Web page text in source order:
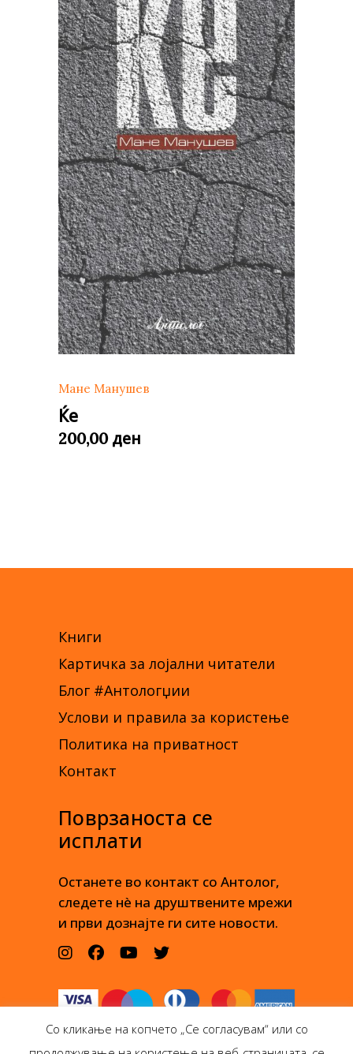
Мане Манушев
Ќе
200,00 ден
Книги
Картичка за лојални читатели
Блог #Антологџии
Услови и правила за користење
Политика на приватност
Контакт
Поврзаноста се
исплати
Останете во контакт со Антолог,
следете нè на друштвените мрежи
и први дознајте ги сите новости.
Со кликање на копчето „Се согласувам“ или со